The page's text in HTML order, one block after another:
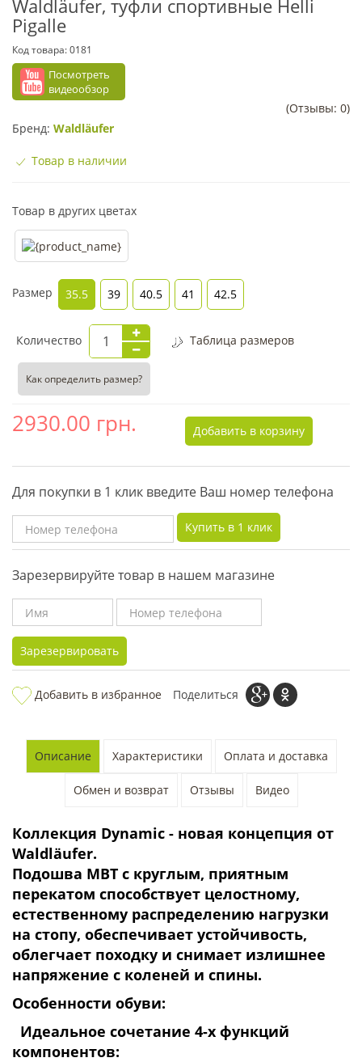
Waldläufer, туфли спортивные Helli
Pigalle
Код товара:0181
Посмотреть
видеообзор
(Отзывы: 0)
Бренд: Waldläufer
Товар в наличии
Товар в других цветах
Размер 35.5 39 40.5 41 42.5
Количество Таблица размеров
Как определить размер?
2930.00 грн. Добавить в корзину
Для покупки в 1 клик введите Ваш номер телефона
Купить в 1 клик
Зарезервируйте товар в нашем магазине
Зарезервировать
Добавить в избранное Поделиться
Описание Характеристики Оплата и доставка
Обмен и возврат Отзывы Видео
Коллекция Dynamic - новая концепция от
Waldläufer.
Подошва MBT с круглым, приятным
перекатом способствует целостному,
естественному распределению нагрузки
на стопу, обеспечивает устойчивость,
облегчает походку и снимает излишнее
напряжение с коленей и спины.
Особенности обуви:
Идеальное сочетание 4-х функций
компонентов: